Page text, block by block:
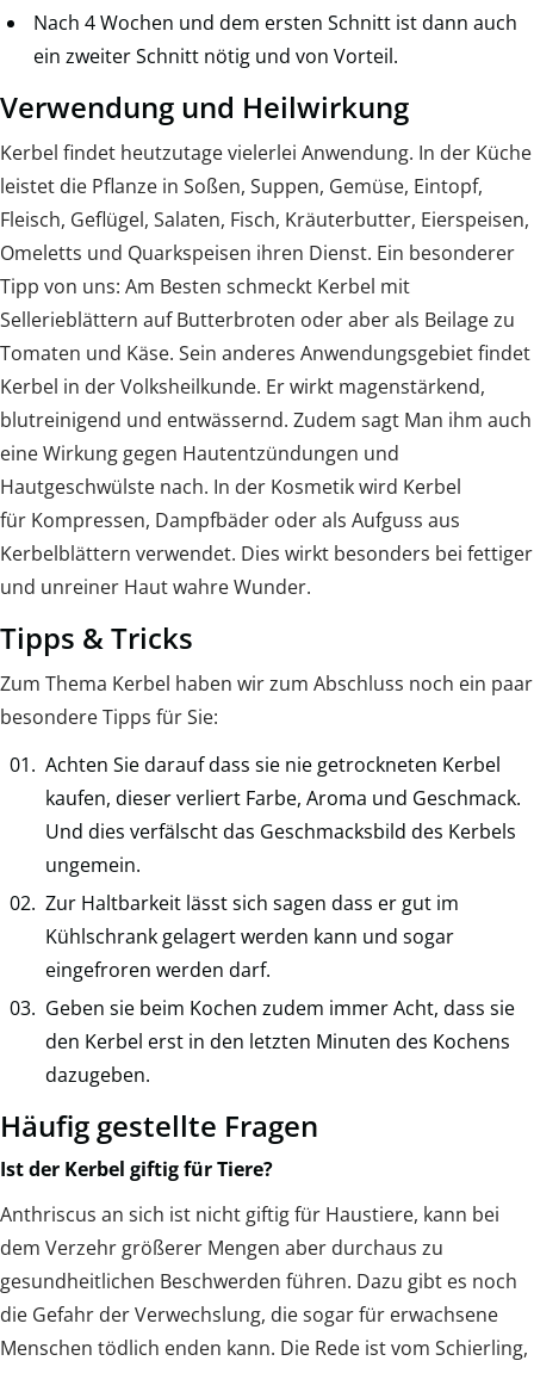
Nach 4 Wochen und dem ersten Schnitt ist dann auch
ein zweiter Schnitt nötig und von Vorteil.
Verwendung und Heilwirkung
Kerbel findet heutzutage vielerlei Anwendung. In der Küche
leistet die Pflanze in Soßen, Suppen, Gemüse, Eintopf,
Fleisch, Geflügel, Salaten, Fisch, Kräuterbutter, Eierspeisen,
Omeletts und Quarkspeisen ihren Dienst. Ein besonderer
Tipp von uns: Am Besten schmeckt Kerbel mit
Sellerieblättern auf Butterbroten oder aber als Beilage zu
Tomaten und Käse. Sein anderes Anwendungsgebiet findet
Kerbel in der Volksheilkunde. Er wirkt magenstärkend,
blutreinigend und entwässernd. Zudem sagt Man ihm auch
eine Wirkung gegen Hautentzündungen und
Hautgeschwülste nach. In der Kosmetik wird Kerbel
für Kompressen, Dampfbäder oder als Aufguss aus
Kerbelblättern verwendet. Dies wirkt besonders bei fettiger
und unreiner Haut wahre Wunder.
Tipps & Tricks
Zum Thema Kerbel haben wir zum Abschluss noch ein paar
besondere Tipps für Sie:
Achten Sie darauf dass sie nie getrockneten Kerbel
kaufen, dieser verliert Farbe, Aroma und Geschmack.
Und dies verfälscht das Geschmacksbild des Kerbels
ungemein.
Zur Haltbarkeit lässt sich sagen dass er gut im
Kühlschrank gelagert werden kann und sogar
eingefroren werden darf.
Geben sie beim Kochen zudem immer Acht, dass sie
den Kerbel erst in den letzten Minuten des Kochens
dazugeben.
Häufig gestellte Fragen
Ist der Kerbel giftig für Tiere?
Anthriscus an sich ist nicht giftig für Haustiere, kann bei
dem Verzehr größerer Mengen aber durchaus zu
gesundheitlichen Beschwerden führen. Dazu gibt es noch
die Gefahr der Verwechslung, die sogar für erwachsene
Menschen tödlich enden kann. Die Rede ist vom Schierling,